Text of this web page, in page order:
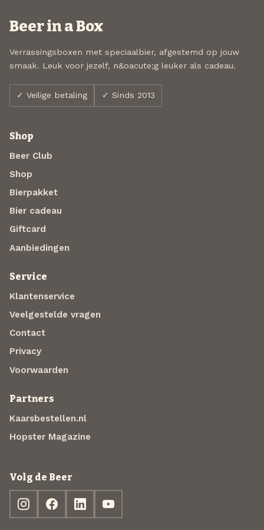
Beer in a Box
Verrassingsboxen met speciaalbier, afgestemd op jouw
smaak. Leuk voor jezelf, n&oacute;g leuker als cadeau.
✓ Veilige betaling ✓ Sinds 2013
Shop
Beer Club
Shop
Bierpakket
Bier cadeau
Giftcard
Aanbiedingen
Service
Klantenservice
Veelgestelde vragen
Contact
Privacy
Voorwaarden
Partners
Kaarsbestellen.nl
Hopster Magazine
Volg de Beer